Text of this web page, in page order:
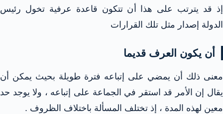
إذ قد يترتب على هذا أن تتكون قاعدة عرفية تخول رئيس
الدولة إصدار مثل تلك القرارات
أن يكون العرف قديما
معنى ذلك أن يمضي على إتباعه فترة طويلة بحيث يمكن أن
يقال إن الأمر قد استقر في الجماعة على إتباعه ، ولا يوجد حد
معين لهذه المدة ، إذ تختلف المسألة باختلاف الظروف .